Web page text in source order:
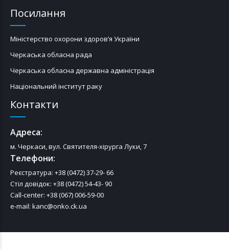
Посилання
Міністерство охорони здоров’я України
Черкаська обласна рада
Черкаська обласна державна адміністрація
Національний інститут раку
Контакти
Адреса:
м. Черкаси, вул. Святителя-хірурга Луки, 7
Телефони:
Реєстратура: +38 (0472) 37-29- 66
Стіл довідок: +38 (0472) 54-43- 90
Call-center: +38 (067) 006-59-00
e-mail: kanc@onko.ck.ua